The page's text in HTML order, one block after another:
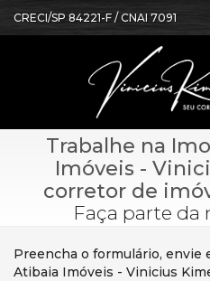
CRECI/SP 84221-F / CNAI 7091
Trabalhe na
Imóveis -
corretor de
Faça parte da
Preencha o formulário, envie
Atibaia Imóveis - Vinicius